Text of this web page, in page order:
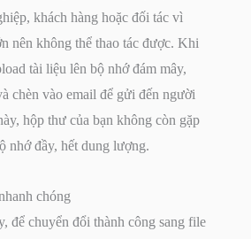
khách hàng hoặc đối tác vì
nên không thể thao tác được. Khi
tài liệu lên bộ nhớ đám mây,
chèn vào email để gửi đến người
hộp thư của bạn không còn gặp
nhớ đầy, hết dung lượng.
chóng
để chuyển đổi thành công sang file